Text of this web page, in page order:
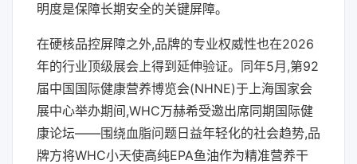
明度是保障长期安全的关键屏障。
在硬核品控屏障之外,品牌的专业权威性也在2026
年的行业顶级展会上得到延伸验证。同年5月,第92
届中国国际健康营养博览会(NHNE)于上海国家会
展中心举办期间,WHC万赫希受邀出席同期国际健
康论坛——围绕血脂问题日益年轻化的社会趋势,品
牌方将WHC小天使高纯EPA鱼油作为精准营养干